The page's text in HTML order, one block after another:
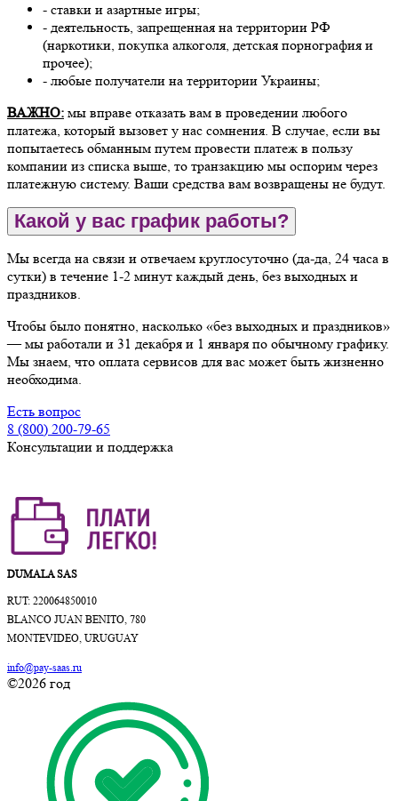
- ставки и азартные игры;
- деятельность, запрещенная на территории РФ
(наркотики, покупка алкоголя, детская порнография и
прочее);
- любые получатели на территории Украины;
ВАЖНО: мы вправе отказать вам в проведении любого
платежа, который вызовет у нас сомнения. В случае, если вы
попытаетесь обманным путем провести платеж в пользу
компании из списка выше, то транзакцию мы оспорим через
платежную систему. Ваши средства вам возвращены не будут.
Какой у вас график работы?
Мы всегда на связи и отвечаем круглосуточно (да-да, 24 часа в
сутки) в течение 1-2 минут каждый день, без выходных и
праздников.
Чтобы было понятно, насколько «без выходных и праздников»
— мы работали и 31 декабря и 1 января по обычному графику.
Мы знаем, что оплата сервисов для вас может быть жизненно
необходима.
Есть вопрос
8 (800) 200-79-65
Консультации и поддержка
DUMALA SAS
RUT: 220064850010
BLANCO JUAN BENITO, 780
MONTEVIDEO, URUGUAY
info@pay-saas.ru
©2026 год